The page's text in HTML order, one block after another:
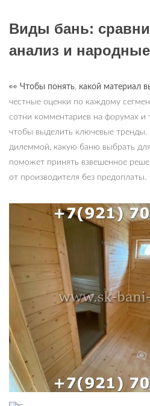
Виды бань:
анализ и
👀 Чтобы понять какой материал
честные оценки по каждому
сотни комментариев на форумах и
чтобы выделить ключевые тренды.
дилеммой, какую баню выбрать
поможет принять взвешенное
от производителя без предоплаты.